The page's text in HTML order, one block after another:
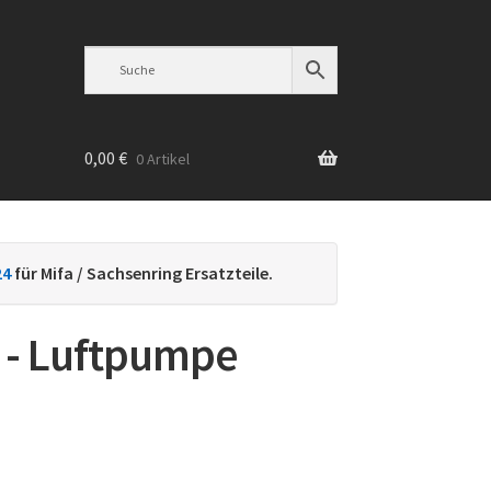
0,00 € 0 Artikel
für Mifa / Sachsenring Ersatzteile.
Luftpumpe